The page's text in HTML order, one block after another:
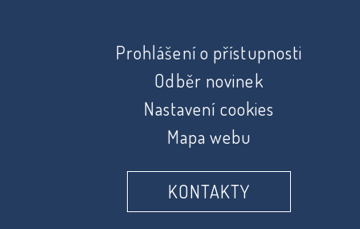
Prohlášení o přístupnosti
Odběr novinek
Nastavení cookies
Mapa webu
KONTAKTY